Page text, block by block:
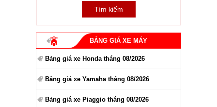
BẢNG GIÁ XE MÁY
Bảng giá xe Honda tháng 08/2026
Bảng giá xe Yamaha tháng 08/2026
Bảng giá xe Piaggio tháng 08/2026